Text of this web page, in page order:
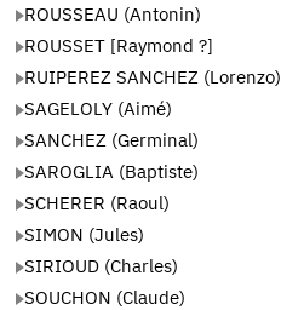
ROUSSEAU (Antonin)
ROUSSET [Raymond ?]
RUIPEREZ SANCHEZ (Lorenzo)
SAGELOLY (Aimé)
SANCHEZ (Germinal)
SAROGLIA (Baptiste)
SCHERER (Raoul)
SIMON (Jules)
SIRIOUD (Charles)
SOUCHON (Claude)